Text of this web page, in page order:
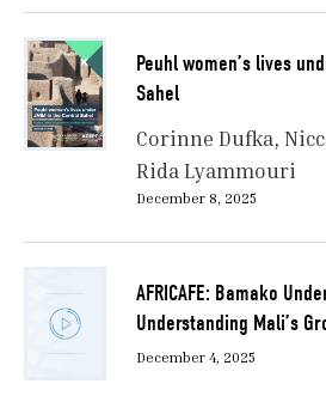
Peuhl women’s lives
Sahel
Corinne Dufka
Rida Lyammouri
December 8, 2025
AFRICAFE: Bamako
Understanding Mali’s
December 4, 2025